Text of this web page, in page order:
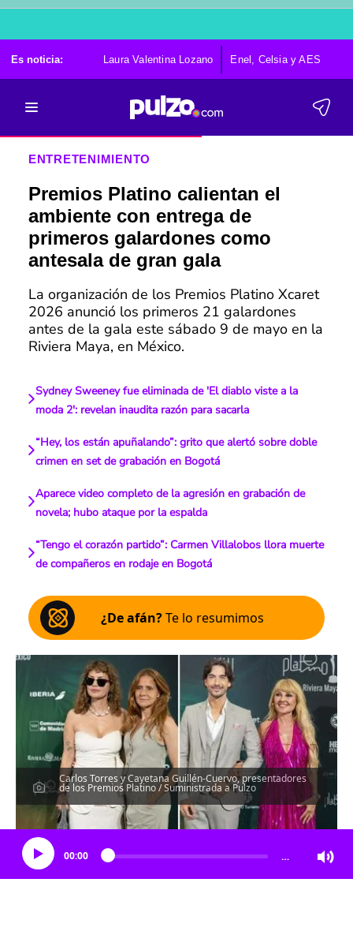
Es noticia: Laura Valentina Lozano Enel, Celsia y AES
ENTRETENIMIENTO
Premios Platino calientan el
ambiente con entrega de
primeros galardones como
antesala de gran gala
La organización de los Premios Platino Xcaret
2026 anunció los primeros 21 galardones
antes de la gala este sábado 9 de mayo en la
Riviera Maya, en México.
Sydney Sweeney fue eliminada de 'El diablo viste a la
moda 2': revelan inaudita razón para sacarla
“Hey, los están apuñalando”: grito que alertó sobre doble
crimen en set de grabación en Bogotá
Aparece video completo de la agresión en grabación de
novela; hubo ataque por la espalda
“Tengo el corazón partido”: Carmen Villalobos llora muerte
de compañeros en rodaje en Bogotá
¿De afán?Te lo resumimos
Carlos Torres y Cayetana Guillén-Cuervo, presentadores
de los Premios Platino / Suministrada a Pulzo
Escucha el artículo
00:00 …